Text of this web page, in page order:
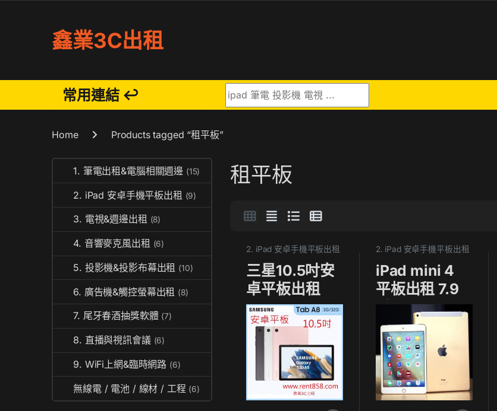
鑫業3C出租
常用連結 ↩ Search for:
Home Products tagged “租平板”
租平板
2. iPad 安卓手機平板出租
三星10.5吋安
卓平板出租
2. iPad 安卓手機平板出租
iPad mini 4
平板出租 7.9
1. 筆電出租&電腦相關週邊 (15)
2. iPad 安卓手機平板出租 (9)
3. 電視&週邊出租 (8)
4. 音響麥克風出租 (6)
5. 投影機&投影布幕出租 (10)
6. 廣告機&觸控螢幕出租 (8)
7. 尾牙春酒抽獎軟體 (7)
8. 直播與視訊會議 (6)
9. WiFi上網&臨時網路 (6)
無線電 / 電池 / 線材 / 工程 (6)